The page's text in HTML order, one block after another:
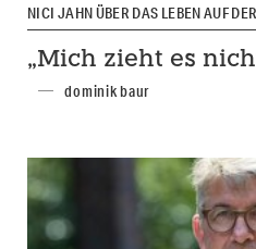
NICI JAHN ÜBER DAS LEBEN AUF
„Mich zieht es
dominik baur